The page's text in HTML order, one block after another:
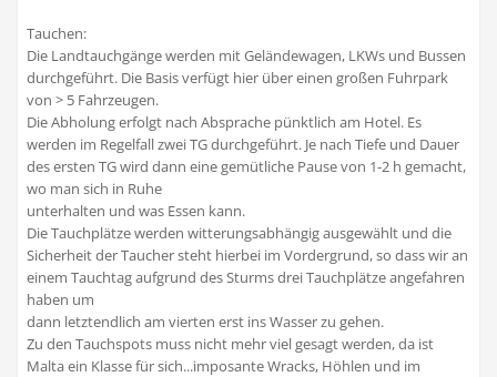
Tauchen:
Die Landtauchgänge werden mit Geländewagen, LKWs und Bussen
durchgeführt. Die Basis verfügt hier über einen großen Fuhrpark
von > 5 Fahrzeugen.
Die Abholung erfolgt nach Absprache pünktlich am Hotel. Es
werden im Regelfall zwei TG durchgeführt. Je nach Tiefe und Dauer
des ersten TG wird dann eine gemütliche Pause von 1-2 h gemacht,
wo man sich in Ruhe
unterhalten und was Essen kann.
Die Tauchplätze werden witterungsabhängig ausgewählt und die
Sicherheit der Taucher steht hierbei im Vordergrund, so dass wir an
einem Tauchtag aufgrund des Sturms drei Tauchplätze angefahren
haben um
dann letztendlich am vierten erst ins Wasser zu gehen.
Zu den Tauchspots muss nicht mehr viel gesagt werden, da ist
Malta ein Klasse für sich...imposante Wracks, Höhlen und im